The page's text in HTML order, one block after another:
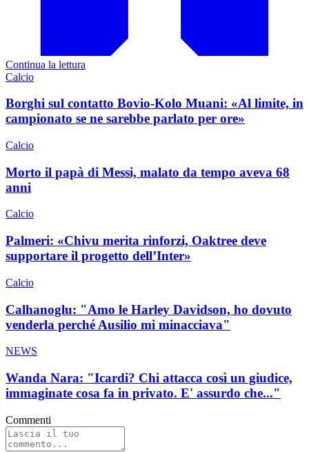
Continua la lettura
Calcio
Borghi sul contatto Bovio-Kolo Muani: «Al limite, in
campionato se ne sarebbe parlato per ore»
Calcio
Morto il papà di Messi, malato da tempo aveva 68
anni
Calcio
Palmeri: «Chivu merita rinforzi, Oaktree deve
supportare il progetto dell’Inter»
Calcio
Calhanoglu: "Amo le Harley Davidson, ho dovuto
venderla perché Ausilio mi minacciava"
NEWS
Wanda Nara: "Icardi? Chi attacca così un giudice,
immaginate cosa fa in privato. E' assurdo che..."
Commenti